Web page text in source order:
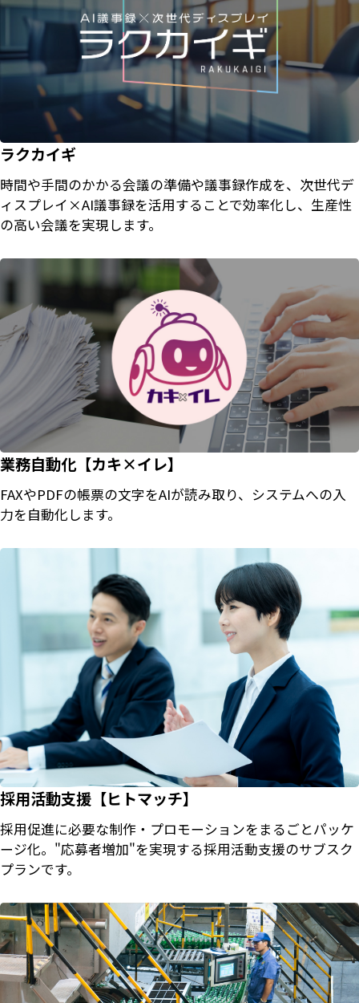
ラクカイギ
時間や手間のかかる会議の準備や議事録作成を、次世代デ
ィスプレイ×AI議事録を活用することで効率化し、生産性
の高い会議を実現します。
業務自動化【カキ×イレ】
FAXやPDFの帳票の文字をAIが読み取り、システムへの入
力を自動化します。
採用活動支援【ヒトマッチ】
採用促進に必要な制作・プロモーションをまるごとパッケ
ージ化。"応募者増加"を実現する採用活動支援のサブスク
プランです。